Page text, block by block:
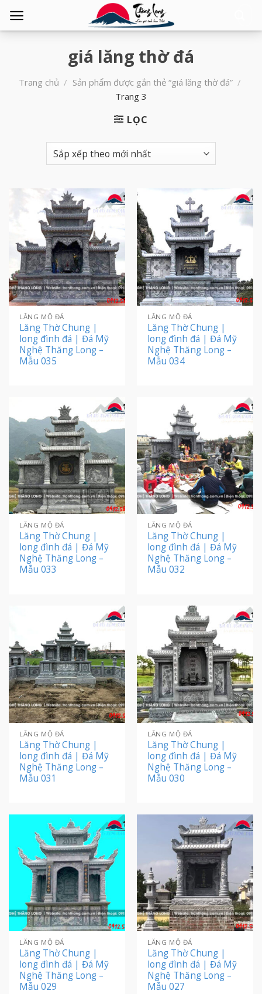
giá lăng thờ đá
Trang chủ / Sản phẩm được gắn thẻ “giá lăng thờ đá” /
Trang 3
LỌC
LĂNG MỘ ĐÁ
Lăng Thờ Chung |
long đình đá | Đá Mỹ
Nghệ Thăng Long –
Mẫu 035
LĂNG MỘ ĐÁ
Lăng Thờ Chung |
long đình đá | Đá Mỹ
Nghệ Thăng Long –
Mẫu 034
LĂNG MỘ ĐÁ
Lăng Thờ Chung |
long đình đá | Đá Mỹ
Nghệ Thăng Long –
Mẫu 033
LĂNG MỘ ĐÁ
Lăng Thờ Chung |
long đình đá | Đá Mỹ
Nghệ Thăng Long –
Mẫu 032
LĂNG MỘ ĐÁ
Lăng Thờ Chung |
long đình đá | Đá Mỹ
Nghệ Thăng Long –
Mẫu 031
LĂNG MỘ ĐÁ
Lăng Thờ Chung |
long đình đá | Đá Mỹ
Nghệ Thăng Long –
Mẫu 030
LĂNG MỘ ĐÁ
Lăng Thờ Chung |
long đình đá | Đá Mỹ
Nghệ Thăng Long –
Mẫu 029
LĂNG MỘ ĐÁ
Lăng Thờ Chung |
long đình đá | Đá Mỹ
Nghệ Thăng Long –
Mẫu 027